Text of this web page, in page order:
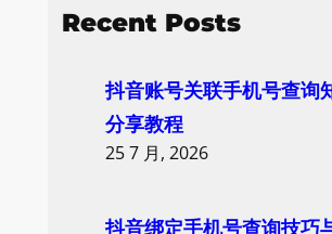
r
Recent Posts
抖音账号关联手机号查询
分享教程
25 7 月, 2026
抖音绑定手机号查询技巧